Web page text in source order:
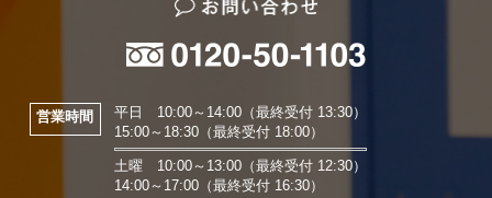
営業時間
平日 10:00～14:00（最終受付 13:30）
15:00～18:30（最終受付 18:00）
土曜 10:00～13:00（最終受付 12:30）
14:00～17:00（最終受付 16:30）